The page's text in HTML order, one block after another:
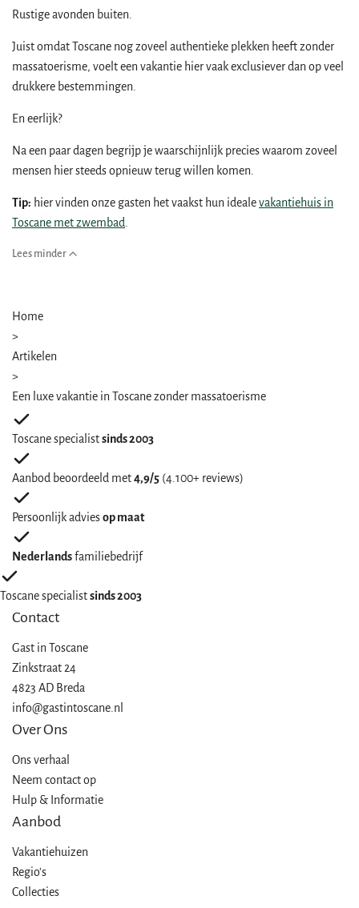
Rustige avonden buiten.
Juist omdat Toscane nog zoveel authentieke plekken heeft zonder
massatoerisme, voelt een vakantie hier vaak exclusiever dan op veel
drukkere bestemmingen.
En eerlijk?
Na een paar dagen begrijp je waarschijnlijk precies waarom zoveel
mensen hier steeds opnieuw terug willen komen.
Tip: hier vinden onze gasten het vaakst hun idealevakantiehuis in
Toscane met zwembad
Lees minder
Home
>
Artikelen
>
Een luxe vakantie in Toscane zonder massatoerisme
Toscane specialistsinds 2003
Aanbod beoordeeld met4,9/5 (4.100+ reviews)
Persoonlijk adviesop maat
Nederlandsfamiliebedrijf
Toscane specialistsinds 2003
Contact
Gast in Toscane
Zinkstraat 24
4823 AD Breda
info@gastintoscane.nl
Over Ons
Ons verhaal
Neem contact op
Hulp & Informatie
Aanbod
Vakantiehuizen
Regio's
Collecties